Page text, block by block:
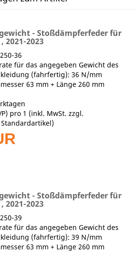
- Stoßdämpferfeder für
, 2021-2023
36
für das angegeben Gewicht des
(fahrfertig): 36 N/mm
63 mm + Länge 260 mm
) pro 1 (inkl. MwSt. zzgl.
)
- Stoßdämpferfeder für
, 2021-2023
39
für das angegeben Gewicht des
(fahrfertig): 39 N/mm
63 mm + Länge 260 mm